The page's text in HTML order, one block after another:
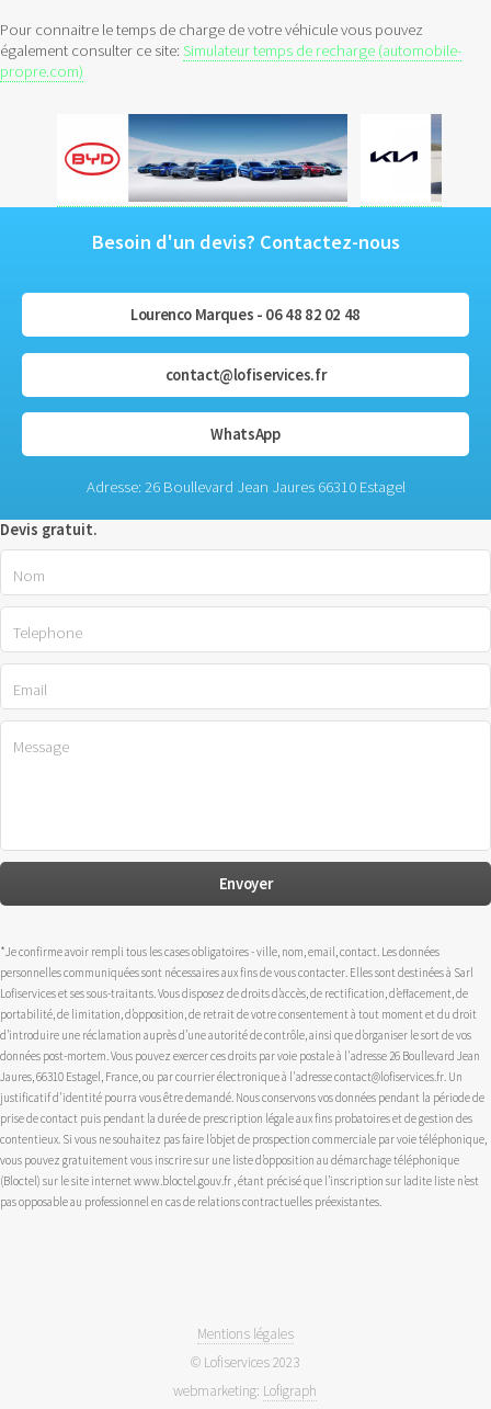
Pour connaitre le temps de charge de votre véhicule vous pouvez
également consulter ce site: Simulateur temps de recharge (automobile-
propre.com)
Besoin d'un devis? Contactez-nous
Lourenco Marques - 06 48 82 02 48
contact@lofiservices.fr
WhatsApp
Adresse: 26 Boullevard Jean Jaures 66310 Estagel
Devis gratuit.
*Je confirme avoir rempli tous les cases obligatoires - ville, nom, email, contact. Les données
personnelles communiquées sont nécessaires aux fins de vous contacter. Elles sont destinées à Sarl
Lofiservices et ses sous-traitants. Vous disposez de droits d’accès, de rectification, d’effacement, de
portabilité, de limitation, d’opposition, de retrait de votre consentement à tout moment et du droit
d’introduire une réclamation auprès d’une autorité de contrôle, ainsi que d’organiser le sort de vos
données post-mortem. Vous pouvez exercer ces droits par voie postale à l'adresse 26 Boullevard Jean
Jaures, 66310 Estagel, France, ou par courrier électronique à l'adresse contact@lofiservices.fr. Un
justificatif d'identité pourra vous être demandé. Nous conservons vos données pendant la période de
prise de contact puis pendant la durée de prescription légale aux fins probatoires et de gestion des
contentieux. Si vous ne souhaitez pas faire l’objet de prospection commerciale par voie téléphonique,
vous pouvez gratuitement vous inscrire sur une liste d’opposition au démarchage téléphonique
(Bloctel) sur le site internet www.bloctel.gouv.fr , étant précisé que l’inscription sur ladite liste n’est
pas opposable au professionnel en cas de relations contractuelles préexistantes.
Mentions légales
© Lofiservices 2023
webmarketing: Lofigraph